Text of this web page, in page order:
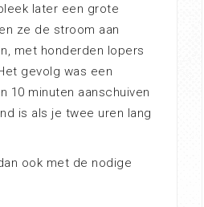
later een grote
ze de stroom aan
met honderden lopers
gevolg was een
minuten aanschuiven
is als je twee uren lang
ook met de nodige